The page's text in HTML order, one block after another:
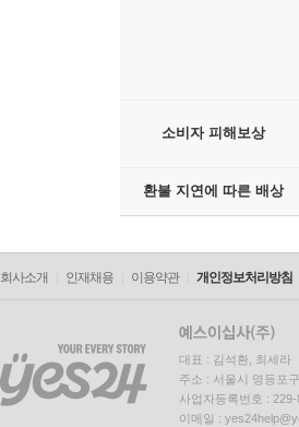
소비자 피해보상
환불 지연에 따른 배상
회사소개 인재채용 이용약관 개인정보처리방침
대표 : 김석환, 최세라
주소 : 서울시 영등포
사업자등록번호 :
이메일 :